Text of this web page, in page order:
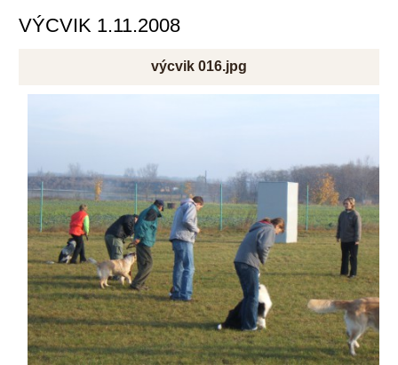
VÝCVIK 1.11.2008
výcvik 016.jpg